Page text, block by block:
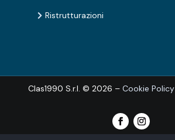
 Ristrutturazioni
Clas1990 S.r.l.© 2026 –Cookie Policy